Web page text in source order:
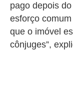
pago depois
esforço
que o imóvel
cônjuges”,